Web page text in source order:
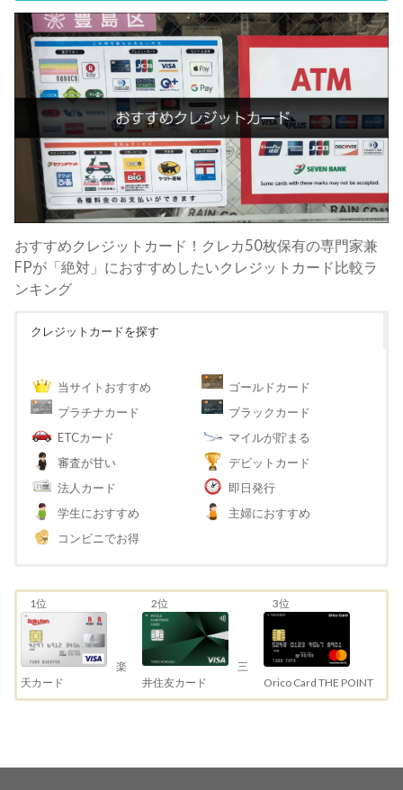
おすすめクレジットカード！クレカ50枚保有の専門家兼
FPが「絶対」におすすめしたいクレジットカード比較ラ
ンキング
クレジットカードを探す
当サイトおすすめ
ゴールドカード
プラチナカード
ブラックカード
ETCカード
マイルが貯まる
審査が甘い
デビットカード
法人カード
即日発行
学生におすすめ
主婦におすすめ
コンビニでお得
1位
楽
天カード
2位
三
井住友カード
3位
Orico Card THE POINT